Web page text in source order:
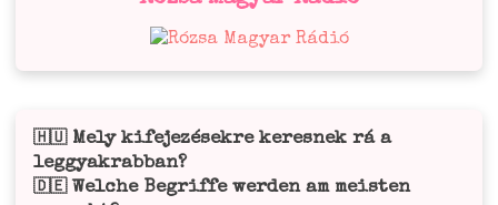
🇭🇺 Mely kifejezésekre keresnek rá a
leggyakrabban?
🇩🇪 Welche Begriffe werden am meisten